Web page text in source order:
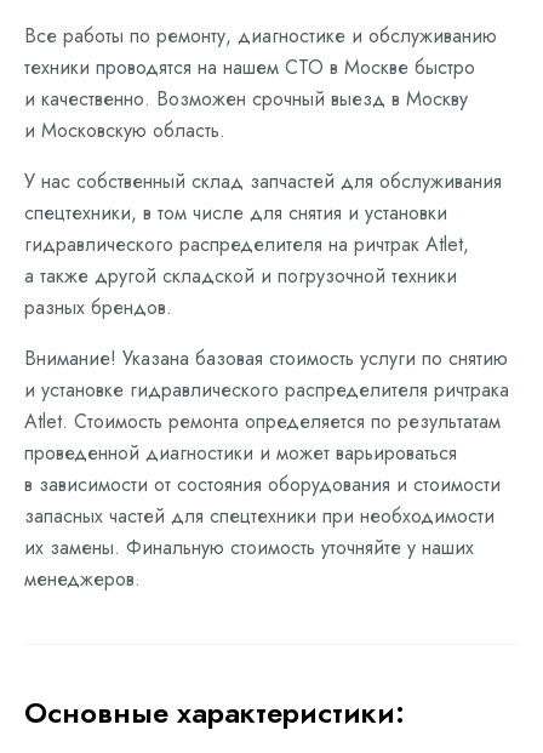
Все работы по ремонту, диагностике и обслуживанию
техники проводятся на нашем СТО в Москве быстро
и качественно. Возможен срочный выезд в Москву
и Московскую область.
У нас собственный склад запчастей для обслуживания
спецтехники, в том числе для снятия и установки
гидравлического распределителя на ричтрак Atlet,
а также другой складской и погрузочной техники
разных брендов.
Внимание! Указана базовая стоимость услуги по снятию
и установке гидравлического распределителя ричтрака
Atlet. Стоимость ремонта определяется по результатам
проведенной диагностики и может варьироваться
в зависимости от состояния оборудования и стоимости
запасных частей для спецтехники при необходимости
их замены. Финальную стоимость уточняйте у наших
менеджеров.
Основные характеристики: